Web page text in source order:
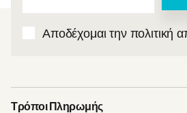
Αποδέχομαι την πολιτική
Τρόποι Πληρωμής